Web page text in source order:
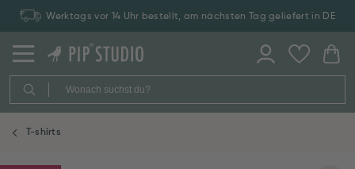
Werktags vor 14 Uhr bestellt, am nächsten Tag geliefert in DE
T-shirts